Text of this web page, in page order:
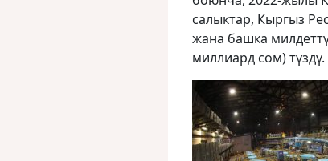
салыктар, Кыргыз
жана башка
миллиард сом) түздү.